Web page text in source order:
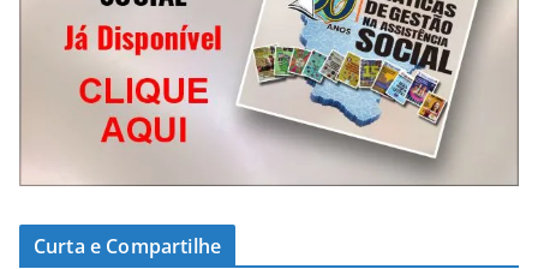
Curta e Compartilhe